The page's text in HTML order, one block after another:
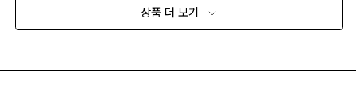
상품 더 보기